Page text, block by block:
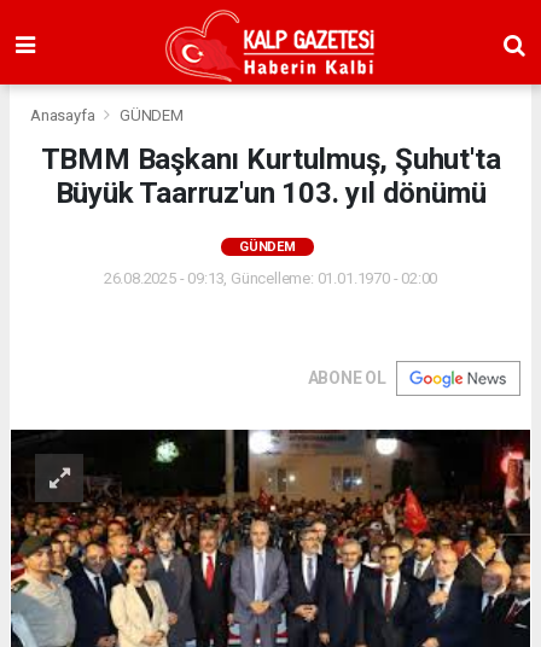
Anasayfa GÜNDEM
TBMM Başkanı Kurtulmuş, Şuhut'ta
Büyük Taarruz'un 103. yıl dönümü
GÜNDEM
26.08.2025 - 09:13, Güncelleme: 01.01.1970 - 02:00
ABONE OL